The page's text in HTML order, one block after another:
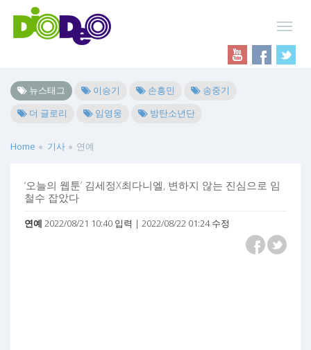
뉴스태그 이승기 손흥민
송중기
더 글로리
임영웅 방탄소년단
Home 기사 연예
‘오늘의 웹툰’ 김세정X최다니엘, 변하지 않는 진심으로 임
철수 잡았다
연예 2022/08/21 10:40 입력 | 2022/08/22 01:24 수정